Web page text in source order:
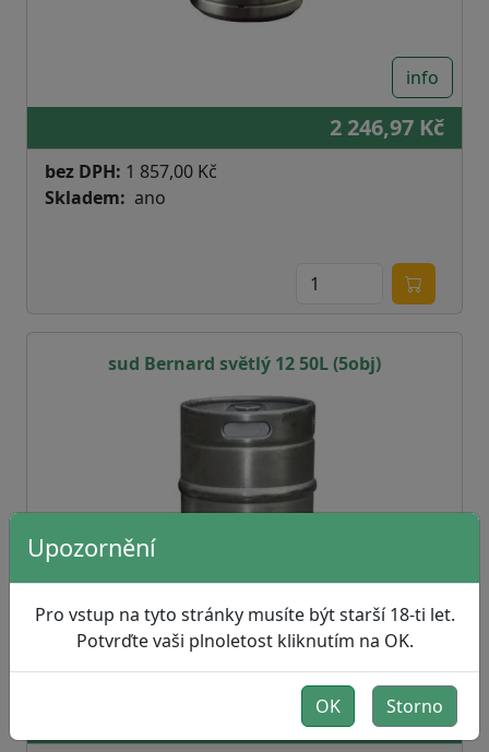
info
2 246,97 Kč
bez DPH: 1 857,00 Kč
Skladem
ano
sud Bernard světlý 12 50L (5obj)
info
2 432,00 Kč
Upozornění
Pro vstup na tyto stránky musíte být starší 18-ti let.
Potvrďte vaši plnoletost kliknutím na OK.
OK Storno